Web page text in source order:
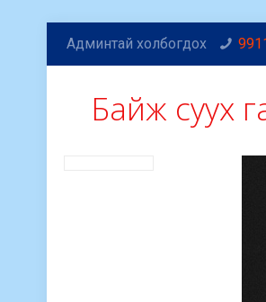
Админтай холбогдох
Байж суух